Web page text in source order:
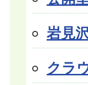
岩見
クラ